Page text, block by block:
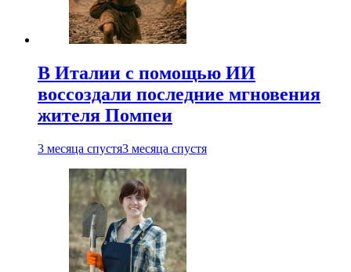
В Италии с помощью ИИ
воссоздали последние мгновения
жителя Помпеи
3 месяца спустя3 месяца спустя